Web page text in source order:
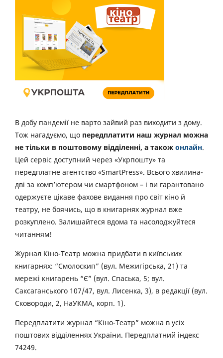
В добу пандемії не варто зайвий раз виходити з дому.
Тож нагадуємо, що передплатити наш журнал можна
не тільки в поштовому відділенні, а також онлайн.
Цей сервіс доступний через «Укрпошту» та
передплатне агентство «SmartPress». Всього хвилина-
дві за комп’ютером чи смартфоном – і ви гарантовано
одержуєте цікаве фахове видання про світ кіно й
театру, не боячись, що в книгарнях журнал вже
розкуплено. Залишайтеся вдома та насолоджуйтеся
читанням!
Журнал Кіно-Театр можна придбати в київських
книгарнях: “Смолоскип” (вул. Межигірська, 21) та
мережі книгарень “Є” (вул. Спаська, 5; вул.
Саксаганського 107/47, вул. Лисенка, 3), в редакції (вул.
Сковороди, 2, НаУКМА, корп. 1).
Передплатити журнал “Кіно-Театр” можна в усіх
поштових відділеннях України. Передплатний індекс
74249.